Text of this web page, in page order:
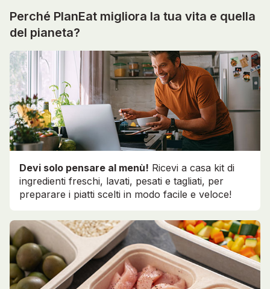
Perché PlanEat migliora la tua vita e quella
del pianeta?
Devi solo pensare al menù! Ricevi a casa kit di
ingredienti freschi, lavati, pesati e tagliati, per
preparare i piatti scelti in modo facile e veloce!